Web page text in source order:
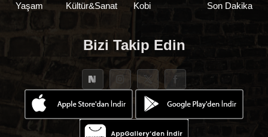
Yaşam
Kültür&Sanat
Kobi
Son Dakika
Bizi Takip Edin